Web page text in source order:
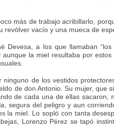
más de trabajo acribillarlo,
vacío y una mueca de
a los que llamaban
la miel resultaba por
de los vestidos
de don Antonio. Su mujer,
de cada una de ellas
segura del peligro y aun
la miel. Lo sopló con tanta
Lorenzo Pérez se tapó